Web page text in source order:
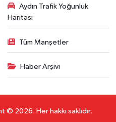
Aydın Trafik Yoğunluk
Haritası
Tüm Manşetler
Haber Arşivi
© 2026. Her hakkı saklıdır.